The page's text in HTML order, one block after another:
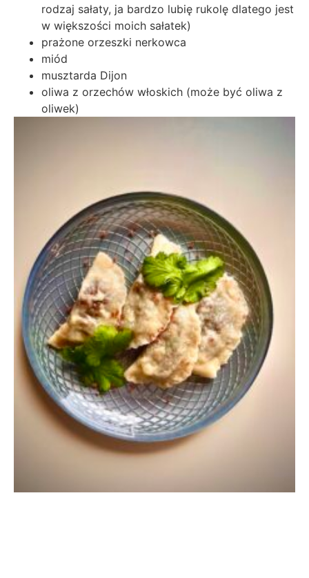
rodzaj sałaty, ja bardzo lubię rukolę dlatego jest
w większości moich sałatek)
prażone orzeszki nerkowca
miód
musztarda Dijon
oliwa z orzechów włoskich (może być oliwa z
oliwek)